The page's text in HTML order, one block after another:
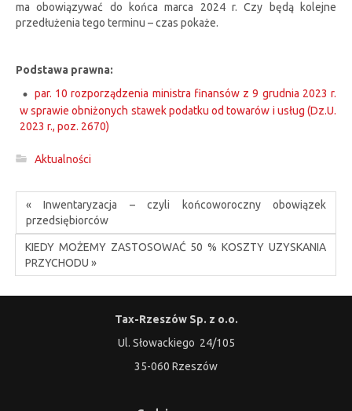
ma obowiązywać do końca marca 2024 r. Czy będą kolejne
przedłużenia tego terminu – czas pokaże.
Podstawa prawna:
par. 10 rozporządzenia ministra finansów z 9 grudnia 2023 r.
w sprawie obniżonych stawek podatku od towarów i usług (Dz.U.
2023 r., poz. 2670)
Aktualności
« Inwentaryzacja – czyli końcoworoczny obowiązek
przedsiębiorców
KIEDY MOŻEMY ZASTOSOWAĆ 50 % KOSZTY UZYSKANIA
PRZYCHODU »
Tax-Rzeszów Sp. z o.o.
Ul. Słowackiego 24/105
35-060 Rzeszów